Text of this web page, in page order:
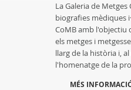
La Galeria de
biografies mèdiques
CoMB amb l'objectiu
els metges i
llarg de la història i,
l'homenatge de la
MÉS